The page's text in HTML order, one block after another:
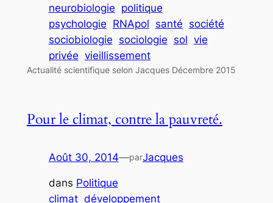
neurobiologie politique
psychologie RNApol santé société
sociobiologie sociologie sol vie
privée vieillissement
Actualité scientifique selon Jacques Décembre 2015
Pour le climat, contre la pauvreté.
Août 30, 2014—parJacques
dans Politique
climat développement